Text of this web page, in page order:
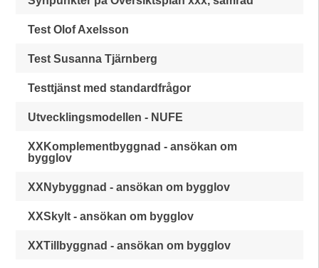
Test Olof Axelsson
Test Susanna Tjärnberg
Testtjänst med standardfrågor
Utvecklingsmodellen - NUFE
XXKomplementbyggnad - ansökan om
bygglov
XXNybyggnad - ansökan om bygglov
XXSkylt - ansökan om bygglov
XXTillbyggnad - ansökan om bygglov